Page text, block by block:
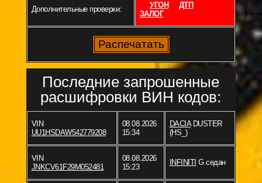
Дополнительные проверки: УГОН
ДТП
ЗАЛОГ
Последние запрошенные
расшифровки ВИН кодов:
VIN
UU1HSDAW542779208
08.08.2026
15:34
DACIADUSTER
(HS_)
VIN
JNKCV61F29M052481
08.08.2026
15:23
INFINITI G седан